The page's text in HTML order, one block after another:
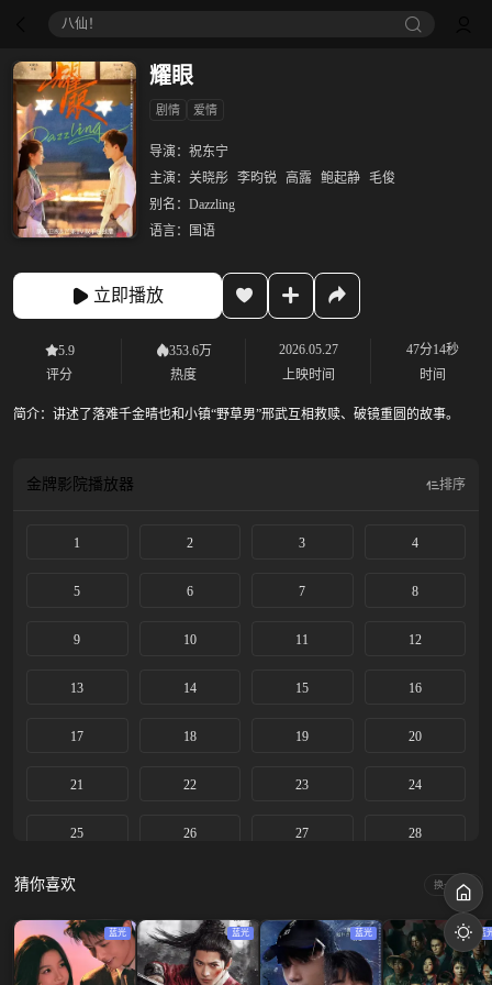
八仙！
耀眼
剧情 爱情
导演： 祝东宁
主演： 关晓彤 李昀锐 高露 鲍起静 毛俊
别名： Dazzling
语言：
国语
立即播放
5.9
评分
353.6万
热度
2026.05.27
上映时间
47分14秒
时间
简介： 讲述了落难千金晴也和小镇“野草男”邢武互相救赎、破镜重圆的故事。
金牌影院播放器 排序
1 2 3 4
5 6 7 8
9 10 11 12
13 14 15 16
17 18 19 20
21 22 23 24
25 26 27 28
29
猜你喜欢 换一换
蓝光 蓝光 蓝光 蓝